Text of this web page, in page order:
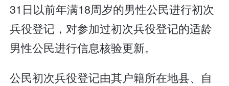
31日以前年满18周岁的男性公民进行初次
兵役登记，对参加过初次兵役登记的适龄
男性公民进行信息核验更新。
公民初次兵役登记由其户籍所在地县、自